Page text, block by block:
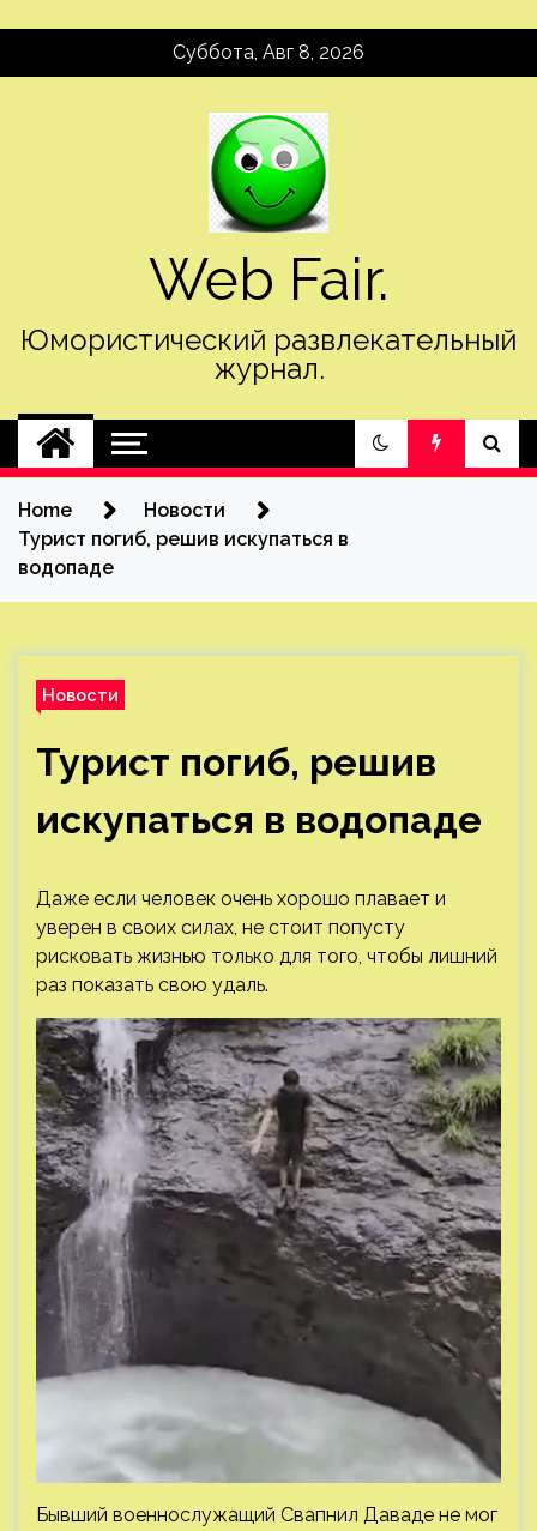
Суббота, Авг 8, 2026
Web Fair.
Юмористический развлекательный
журнал.
Home
Новости
Турист погиб, решив искупаться в
водопаде
Новости
Турист погиб, решив
искупаться в водопаде
Даже если человек очень хорошо плавает и
уверен в своих силах, не стоит попусту
рисковать жизнью только для того, чтобы лишний
раз показать свою удаль.
Бывший военнослужащий Свапнил Даваде не мог